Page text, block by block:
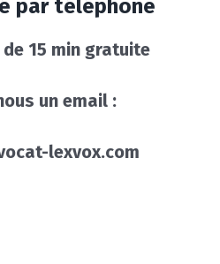
par téléphone
15 min gratuite
un email :
lexvox.com